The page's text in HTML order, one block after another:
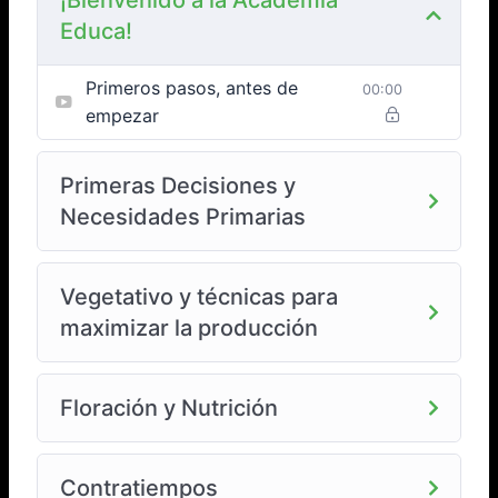
• CRONOGRAMA DE CLASES*: SABADOS 11hs. Se
manteniendo el día y horario para todas las clases.
MASTER GROWER:
conceptos fundamentales para comprender el
desarrollo y la vida de una planta de cannabis.
Abordaremos los contenidos necesarios para formar un
criterio que nos permita tomar decisiones a conciencia
y no seguir un manual de instrucciones.
Nuestro objetivo es que todas las personas que
participen puedan llevar a cabo sus cultivos de forma
exitosa, maximizando el espacio que tienen a
Educa!
Primeros pasos, antes de
empezar
00:00
Primeras Decisiones y
Necesidades Primarias
Vegetativo y técnicas para
maximizar la producción
Floración y Nutrición
Contratiempos